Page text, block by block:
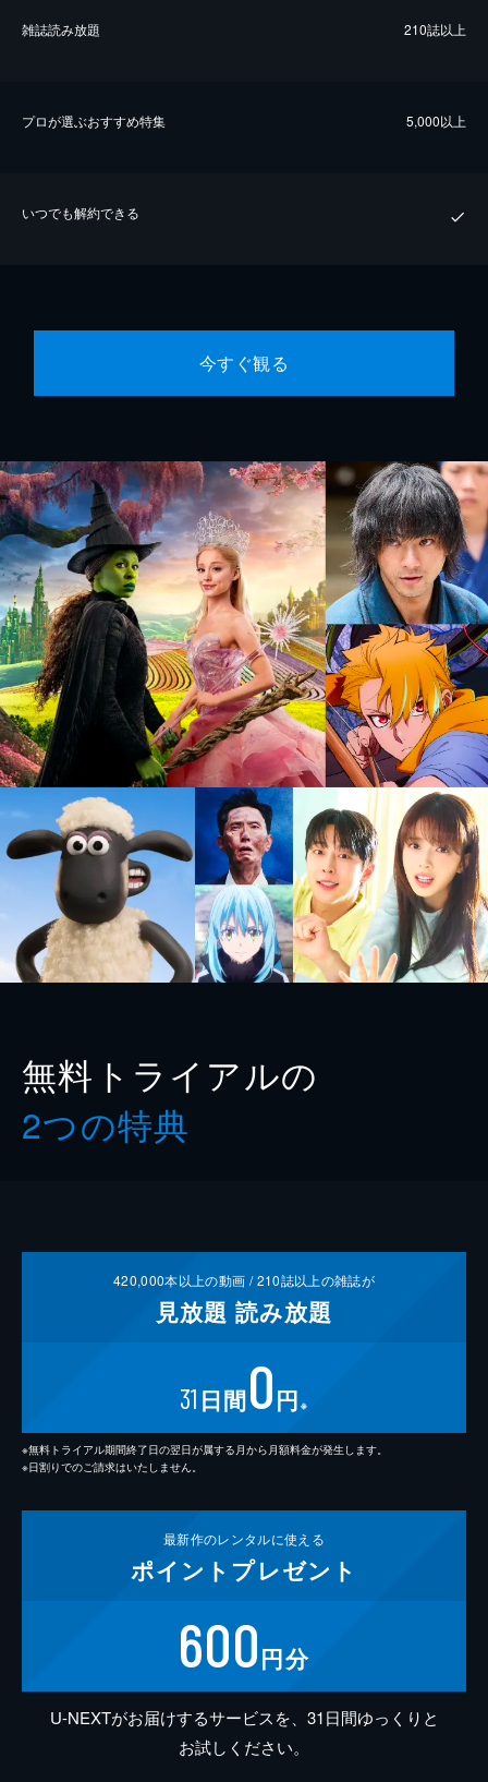
雑誌読み放題 210誌以上
プロが選ぶおすすめ特集 5,000以上
いつでも解約できる
今すぐ観る
無料トライアルの
2つの特典
420,000本以上の動画 /210誌以上の雑誌が
見放題 読み放題
31 日間0円 ※
※無料トライアル期間終了日の翌日が属する月から月額料金が発生します。
※日割りでのご請求はいたしません。
最新作のレンタルに使える
ポイント プレゼント
600円分
U-NEXTがお届けするサービスを、31日間ゆっくりと
お試しください。